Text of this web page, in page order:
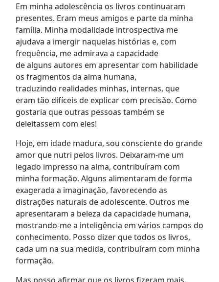
Em minha adolescência os livros continuaram
presentes. Eram meus amigos e parte da minha
família. Minha modalidade introspectiva me
ajudava a imergir naquelas histórias e, com
frequência, me admirava a capacidade
dealguns autores em apresentar com habilidade
os fragmentos da alma humana,
traduzindo realidades minhas, internas, que
eram tão difíceis de explicar com precisão. Como
gostaria que outras pessoas também se
deleitassem com eles!
Hoje, em idade madura, sou consciente do grande
amor que nutri pelos livros. Deixaram-me um
legado impresso na alma, contribuíram com
minha formação. Alguns alimentaram de forma
exagerada a imaginação, favorecendo as
distrações naturais de adolescente. Outros me
apresentaram a beleza da capacidade humana,
mostrando-mea inteligência em vários campos do
conhecimento. Posso dizer que todos os livros,
cada um na sua medida, contribuíram com minha
formação.